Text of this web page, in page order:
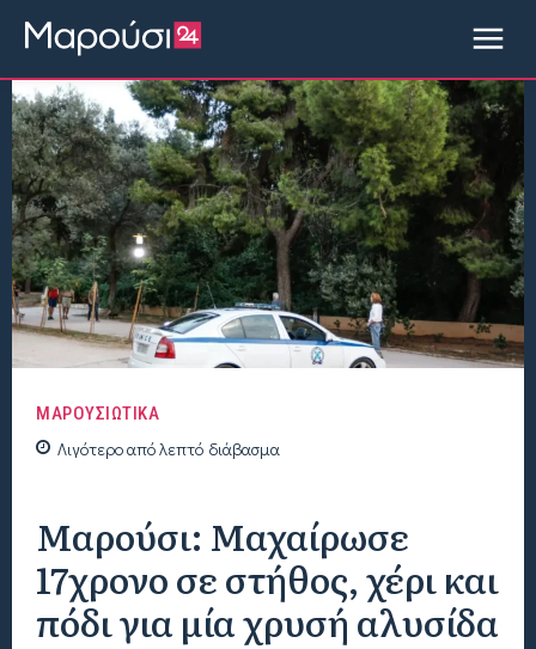
ΜΑΡΟΥΣΙΩΤΙΚΑ
Λιγότερο απόλεπτό διάβασμα
Μαρούσι: Μαχαίρωσε
17χρονο σε στήθος, χέρι και
πόδι για μία χρυσή αλυσίδα